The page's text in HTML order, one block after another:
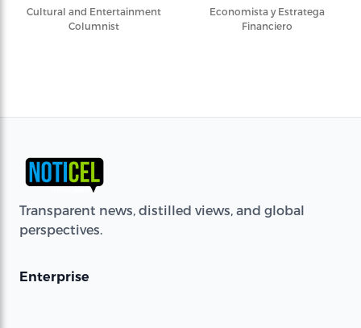
Cultural and Entertainment
Columnist
Economista y Estratega
Financiero
Transparent news, distilled views, and global
perspectives.
Enterprise